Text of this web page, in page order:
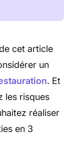
cet article
un
. Et
les risques
réaliser
en 3